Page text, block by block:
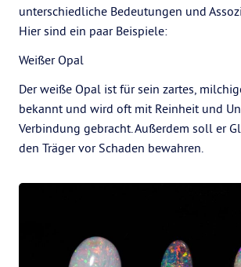
unterschiedliche Bedeutungen und
Hier sind ein paar Beispiele:
Weißer Opal
Der weiße Opal ist für sein zartes,
bekannt und wird oft mit Reinheit und
Verbindung gebracht. Außerdem soll er
den Träger vor Schaden bewahren.